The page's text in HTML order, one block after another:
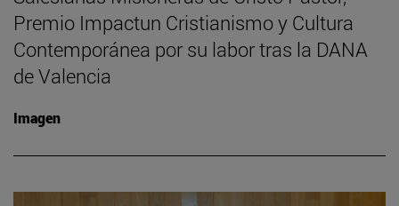
Premio Impactun Cristianismo y Cultura
Contemporánea por su labor tras la DANA
de Valencia
Imagen